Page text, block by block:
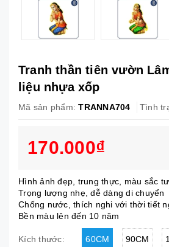
Tranh thần tiên vườn
liệu nhựa xốp
Mã sản phẩm: TRANNA704 Tình
170.000₫
Hình ảnh đẹp, trung thực, màu sắc
Trọng lượng nhẹ, dễ dàng di chuyển
Chống nước, thích nghi với thời tiết
Bền màu lên đến 10 năm
Kích thước: 60CM 90CM